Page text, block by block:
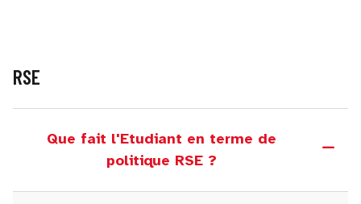
RSE
Que fait l'Etudiant en terme de
politique RSE ?